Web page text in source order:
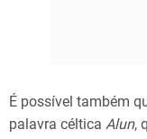
É possível também
palavra céltica Alun,